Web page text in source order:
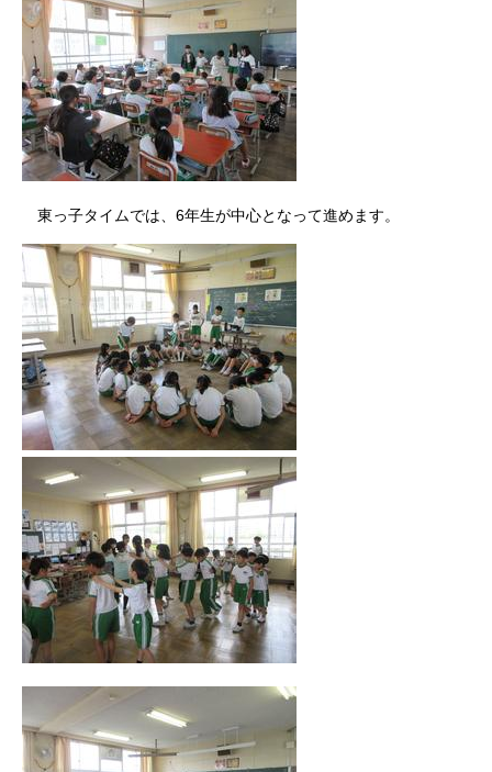
東っ子タイムでは、6年生が中心となって進めます。